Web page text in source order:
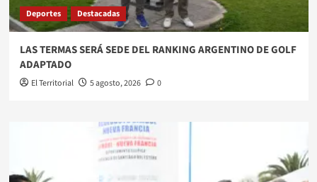
Deportes Destacadas
LAS TERMAS SERÁ SEDE DEL RANKING ARGENTINO DE GOLF
ADAPTADO
El Territorial 5 agosto, 2026 0